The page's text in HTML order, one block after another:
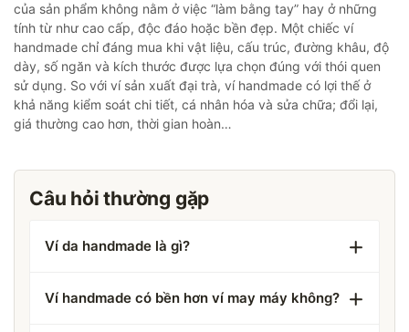
của sản phẩm không nằm ở việc “làm bằng tay” hay ở những
tính từ như cao cấp, độc đáo hoặc bền đẹp. Một chiếc ví
handmade chỉ đáng mua khi vật liệu, cấu trúc, đường khâu, độ
dày, số ngăn và kích thước được lựa chọn đúng với thói quen
sử dụng. So với ví sản xuất đại trà, ví handmade có lợi thế ở
khả năng kiểm soát chi tiết, cá nhân hóa và sửa chữa; đổi lại,
giá thường cao hơn, thời gian hoàn…
Câu hỏi thường gặp
Ví da handmade là gì?
Ví handmade có bền hơn ví may máy không?